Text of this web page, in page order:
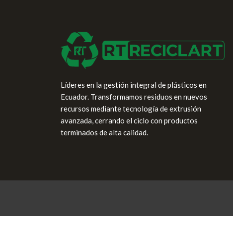
Líderes en la gestión integral de plásticos en
Ecuador. Transformamos residuos en nuevos
recursos mediante tecnología de extrusión
avanzada, cerrando el ciclo con productos
terminados de alta calidad.